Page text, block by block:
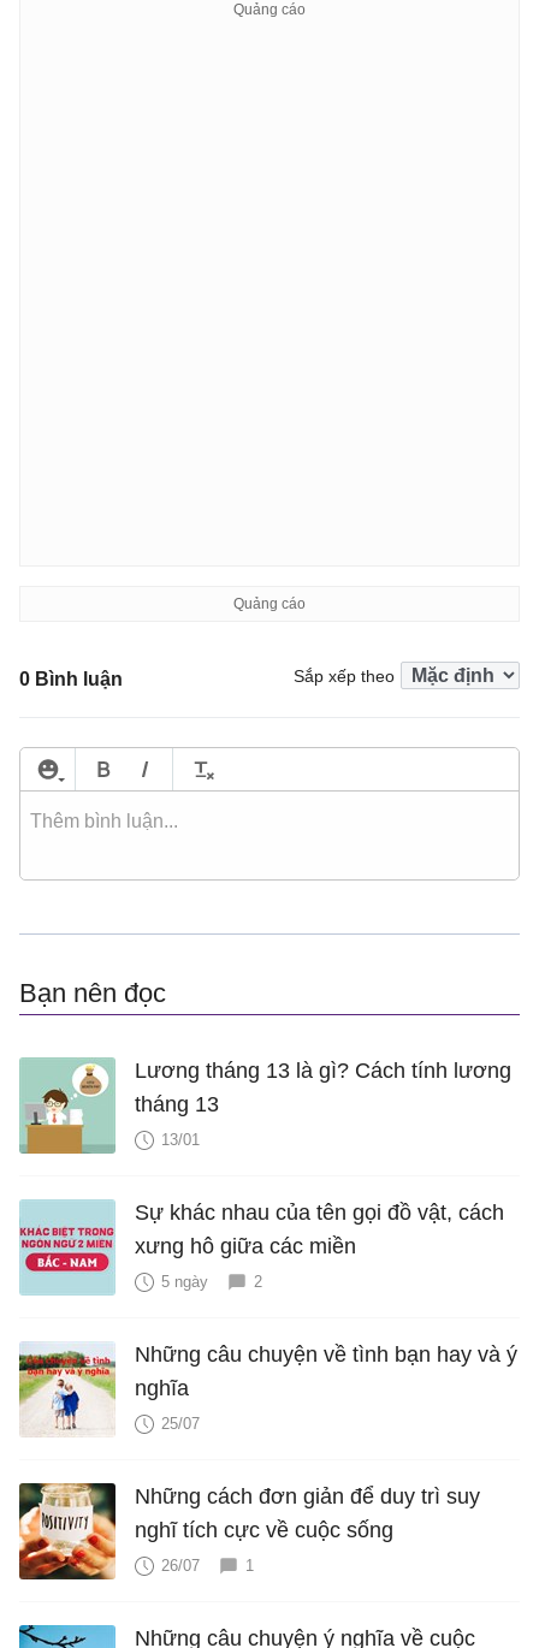
0 Bình luận Sắp xếp theo
Bạn nên đọc
Lương tháng 13 là gì? Cách tính lương
tháng 13
13/01
Sự khác nhau của tên gọi đồ vật, cách
xưng hô giữa các miền
5 ngày 2
Những câu chuyện về tình bạn hay và ý
nghĩa
25/07
Những cách đơn giản để duy trì suy
nghĩ tích cực về cuộc sống
26/07 1
Những câu chuyện ý nghĩa về cuộc